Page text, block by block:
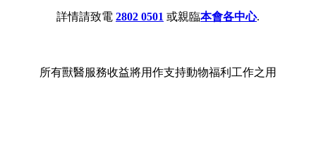
詳情請致電 2802 0501 或親臨本會各中心.
所有獸醫服務收益將用作支持動物福利工作之用